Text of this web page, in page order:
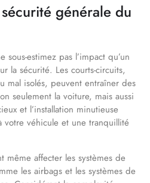
générale du
estimez pas l’impact qu’un
la sécurité. Les courts-circuits,
mal isolés, peuvent entraîner des
seulement la voiture, mais aussi
et l’installation minutieuse
votre véhicule et une tranquillité
même affecter les systèmes de
les airbags et les systèmes de